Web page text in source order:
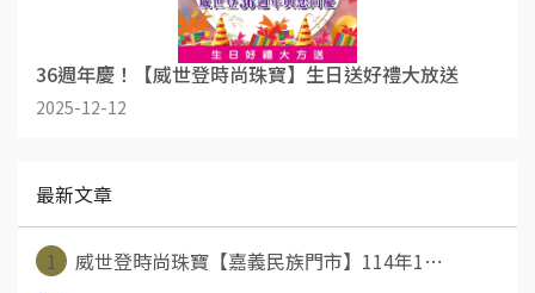
36週年慶！【威世登時尚珠寶】生日送好禮大放送
2025-12-12
最新文章
1
威世登時尚珠寶【嘉義民族門市】114年1⋯